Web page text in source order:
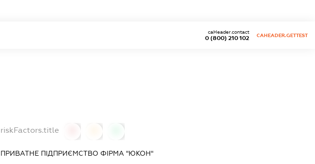
0 (800) 210 102
caHeader.contact
CAHEADER.GETTEST
riskFactors.title
ПРИВАТНЕ ПІДПРИЄМСТВО ФІРМА "ЮКОН"